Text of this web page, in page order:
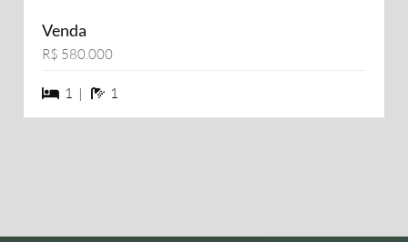
Venda
R$ 580.000
1 dormiórios
1 | 1 banheiros
1